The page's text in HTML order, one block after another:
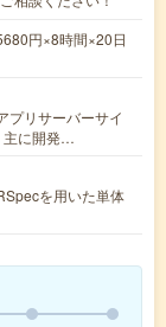
円×8時間×20日
プリサーバーサイ
主に開発…
を用いた単体